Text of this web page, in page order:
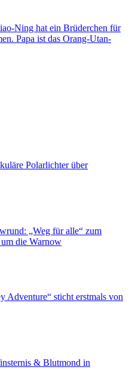
Ning hat ein Brüderchen für
Papa ist das Orang-Utan-
Polarlichter über
„Weg für alle“ zum
die Warnow
Adventure“ sticht erstmals von
& Blutmond in